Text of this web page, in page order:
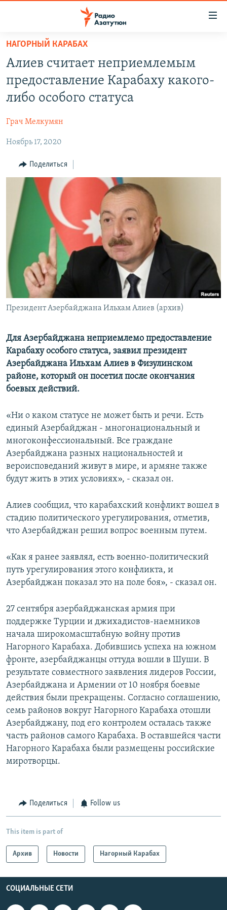
Перейти
основному
содержанию
Перейти
основной
навигации
Перейти
поиску
ПОЛИТИКА
ЭКОНОМИКА
РЕГИОН
НАГОРНЫЙ КАРАБАХ
КУЛЬТУРА
СПОРТ
АРХИВ
Հայերեն
English
Русский
Все сайты Радио Азатутюн
НАГОРНЫЙ КАРАБАХ
Алиев считает неприемлемым
предоставление Карабаху какого-
либо особого статуса
Грач Мелкумян
Ноябрь 17, 2020
Поделиться
Президент Азербайджана Ильхам Алиев (архив)
Для Азербайджана неприемлемо предоставление
Карабаху особого статуса, заявил президент
Азербайджана Ильхам Алиев в Физулинском
районе, который он посетил после окончания
боевых действий.
«Ни о каком статусе не может быть и речи. Есть
единый Азербайджан - многонациональный и
многоконфессиональный. Все граждане
Азербайджана разных национальностей и
вероисповеданий живут в мире, и армяне также
будут жить в этих условиях», - сказал он.
Алиев сообщил, что карабахский конфликт вошел в
стадию политического урегулирования, отметив,
что Азербайджан решил вопрос военным путем.
«Как я ранее заявлял, есть военно-политический
путь урегулирования этого конфликта, и
Азербайджан показал это на поле боя», - сказал он.
27 сентября азербайджанская армия при
поддержке Турции и джихадистов-наемников
начала широкомасштабную войну против
Нагорного Карабаха. Добившись успеха на южном
фронте, азербайджанцы оттуда вошли в Шуши. В
результате совместного заявления лидеров России,
Азербайджана и Армении от 10 ноября боевые
действия были прекращены. Согласно соглашению,
семь районов вокруг Нагорного Карабаха отошли
Азербайджану, под его контролем осталась также
часть районов самого Карабаха. В оставшейся части
Нагорного Карабаха были размещены российские
миротворцы.
Поделиться Follow us
This item is part of
Архив Новости Нагорный Карабах
СОЦИАЛЬНЫЕ СЕТИ